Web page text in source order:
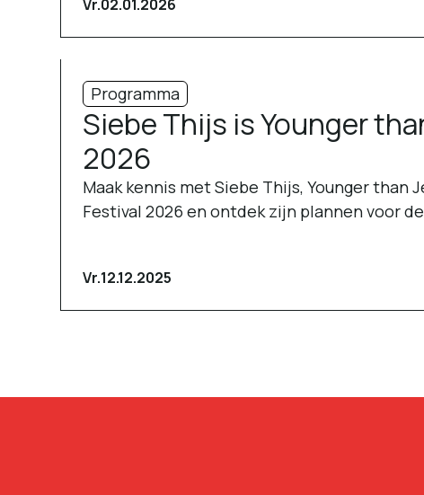
Vr.02.01.2026
Programma
Siebe Thijs is Younger
2026
Maak kennis met Siebe Thijs, Younger than
Festival 2026 en ontdek zijn plannen voor
Vr.12.12.2025